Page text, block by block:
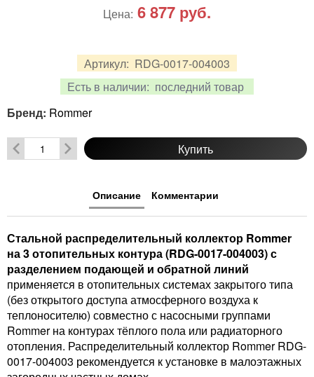
Артикул: RDG-0017-004003
Есть в наличии: последний товар
Цена: 6 877 руб.
Бренд: Rommer
Купить
Описание Комментарии
Стальной распределительный коллектор Rommer
на 3 отопительных контура (RDG-0017-004003) с
разделением подающей и обратной линий
применяется в отопительных системах закрытого типа
(без открытого доступа атмосферного воздуха к
теплоносителю) совместно с насосными группами
Rommer на контурах тёплого пола или радиаторного
отопления. Распределительный коллектор Rommer RDG-
0017-004003 рекомендуется к установке в малоэтажных